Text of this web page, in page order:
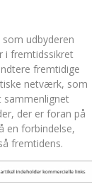
udbyderen
i fremtidssikret
fremtidige
netværk, som
sammenlignet
der er foran på
en forbindelse,
fremtidens.